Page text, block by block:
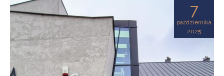
7
października
2025